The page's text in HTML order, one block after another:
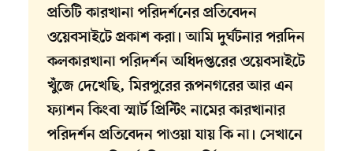
প্রতিটি কারখানা পরিদর্শনের প্রতিবেদন
ওয়েবসাইটে প্রকাশ করা। আমি দুর্ঘটনার পরদিন
কলকারখানা পরিদর্শন অধিদপ্তরের ওয়েবসাইটে
খুঁজে দেখেছি, মিরপুরের রূপনগরের আর এন
ফ্যাশন কিংবা স্মার্ট প্রিন্টিং নামের কারখানার
পরিদর্শন প্রতিবেদন পাওয়া যায় কি না। সেখানে